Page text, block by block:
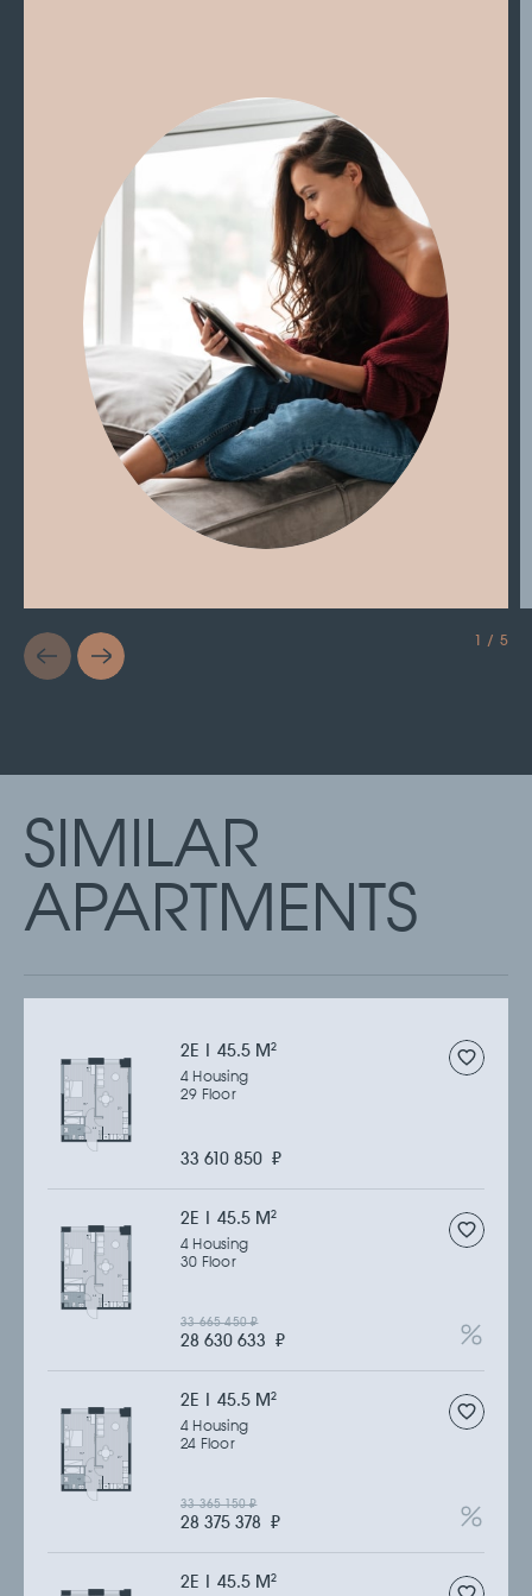
1 / 5
SIMILAR
APARTMENTS
2Е | 45.5 M2
4 Housing
29 Floor
33 610 850 ₽
2Е | 45.5 M2
4 Housing
30 Floor
28 630 633 ₽
33 665 450₽
2Е | 45.5 M2
4 Housing
24 Floor
28 375 378 ₽
33 365 150₽
2Е | 45.5 M2